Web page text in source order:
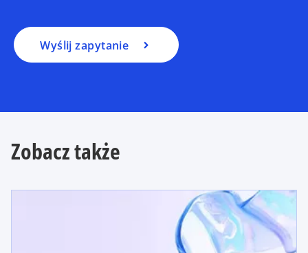
Wyślij zapytanie
Zobacz także